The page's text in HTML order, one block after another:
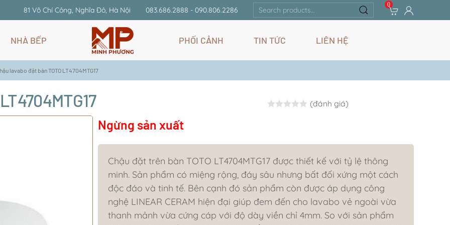
81 Võ Chí Công, Nghĩa Đô, Hà Nội 083.686.2888 - 090.806.2286
Search
for:
0
NHÀ BẾP PHỐI CẢNH TIN TỨC LIÊN HỆ
lavabo đặt bàn TOTO LT4704MTG17
Rated0.0out of 5
(đánh giá)
Ngừng sản xuất
Chậu đặt trên bàn TOTO LT4704MTG17 được thiết kế với tỷ lệ thông
minh. Sản phẩm có miệng rộng, đáy sâu nhưng bất đối xứng một cách
độc đáo và tinh tế. Bên cạnh đó sản phẩm còn được áp dụng công
nghệ LINEAR CERAM hiện đại giúp đem đến cho lavabo vẻ ngoài vừa
thanh mảnh vừa cứng cáp với độ dày viền chỉ 4mm. So với sản phẩm